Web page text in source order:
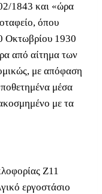
1843 και «ώρα
όπου
Οκτωβρίου 1930
από αίτημα των
με απόφαση
μέσα
με τα
Ζ11
εργοστάσιο